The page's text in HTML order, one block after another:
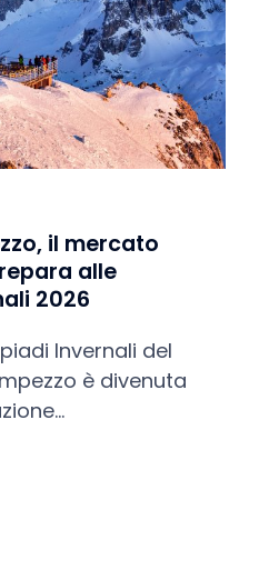
il mercato
alle
2026
Invernali del
è divenuta